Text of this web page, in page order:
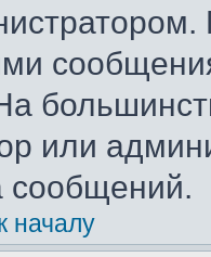
или
сообщений.
началу